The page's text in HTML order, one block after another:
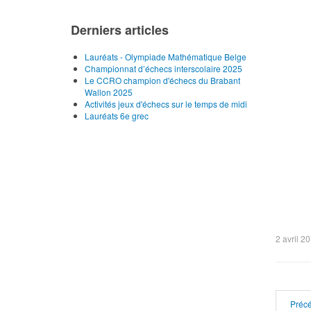
2 avril
Derniers articles
Lauréats - Olympiade Mathématique Belge
Championnat d’échecs interscolaire 2025
Le CCRO champion d'échecs du Brabant
Wallon 2025
Activités jeux d'échecs sur le temps de midi
Lauréats 6e grec